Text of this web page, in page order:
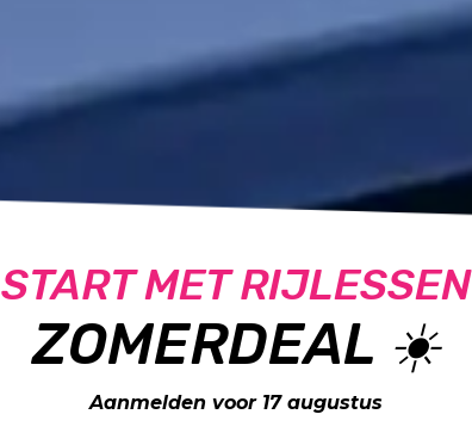
START MET RIJLESSEN
ZOMERDEAL ☀️
Aanmelden voor 17 augustus